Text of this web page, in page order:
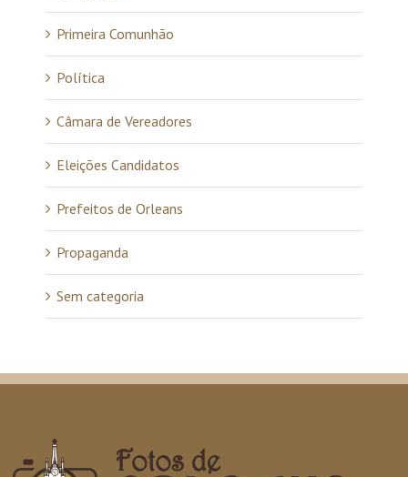
Primeira Comunhão
Política
Câmara de Vereadores
Eleições Candidatos
Prefeitos de Orleans
Propaganda
Sem categoria